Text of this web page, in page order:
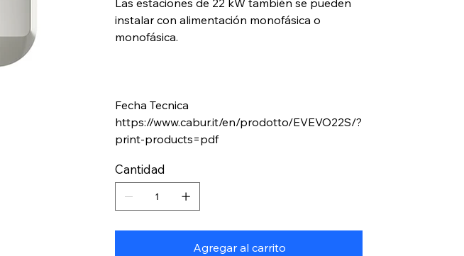
Las estaciones de 22 kW también se pueden
instalar con alimentación monofásica o
monofásica.
Fecha Tecnica
https://www.cabur.it/en/prodotto/EVEVO22S/?
print-products=pdf
Cantidad
Agregar al carrito